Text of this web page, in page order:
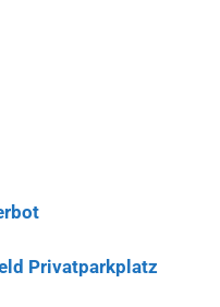
Privatparkplatz